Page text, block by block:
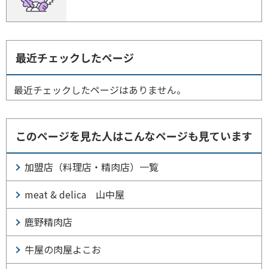
最近チェックしたページ
最近チェックしたページはありません。
このページを見た人はこんなページも見ています
加盟店（料理店・精肉店）一覧
meat & delica 山中屋
鹿野精肉店
牛屋の肉屋よこお